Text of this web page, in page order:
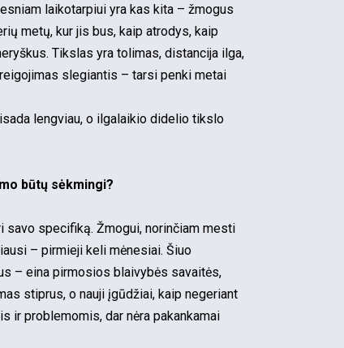
laikotarpiui yra kas kita – žmogus
metų, kur jis bus, kaip atrodys, kaip
Tikslas yra tolimas, distancija ilga,
slegiantis – tarsi penki metai
lengviau, o ilgalaikio didelio tikslo
būtų sėkmingi?
specifiką. Žmogui, norinčiam mesti
– pirmieji keli mėnesiai. Šiuo
– eina pirmosios blaivybės savaitės,
stiprus, o nauji įgūdžiai, kaip negeriant
ir problemomis, dar nėra pakankamai